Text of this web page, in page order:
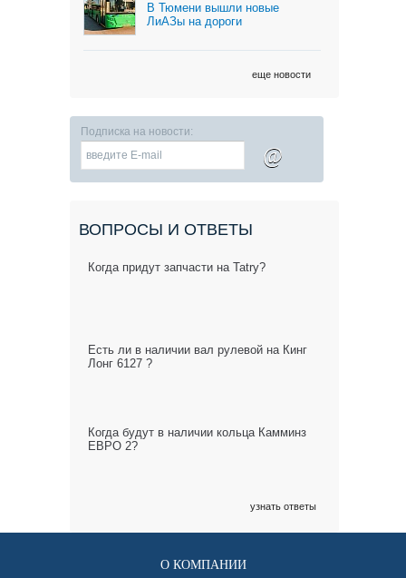
В Тюмени вышли новые
ЛиАЗы на дороги
еще новости
Подписка на новости:
@
ВОПРОСЫ И ОТВЕТЫ
Когда придут запчасти на Tatry?
Есть ли в наличии вал рулевой на Кинг
Лонг 6127 ?
Когда будут в наличии кольца Камминз
ЕВРО 2?
узнать ответы
О КОМПАНИИ